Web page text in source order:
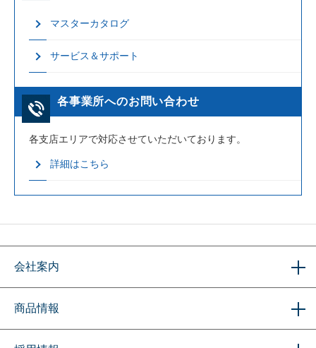
マスターカタログ
サービス＆サポート
各事業所へのお問い合わせ
各支店エリアで対応させていただいております。
詳細はこちら
会社案内
商品情報